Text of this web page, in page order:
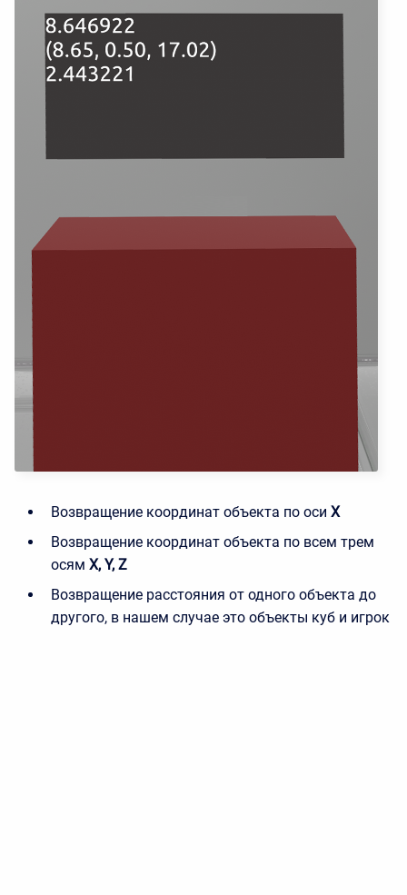
Возвращение координат объекта по оси X
Возвращение координат объекта по всем трем
осям X, Y, Z
Возвращение расстояния от одного объекта до
другого, в нашем случае это объекты куб и игрок